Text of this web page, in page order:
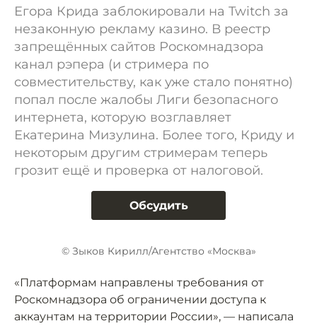
Егора Крида заблокировали на Twitch за
незаконную рекламу казино. В реестр
запрещённых сайтов Роскомнадзора
канал рэпера (и стримера по
совместительству, как уже стало понятно)
попал после жалобы Лиги безопасного
интернета, которую возглавляет
Екатерина Мизулина. Более того, Криду и
некоторым другим стримерам теперь
грозит ещё и проверка от налоговой.
Обсудить
© Зыков Кирилл/Агентство «Москва»
«Платформам направлены требования от
Роскомнадзора об ограничении доступа к
аккаунтам на территории России», — написала